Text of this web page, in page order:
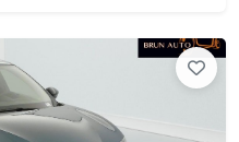
pneumatiques été
(valeur : 880 Eur